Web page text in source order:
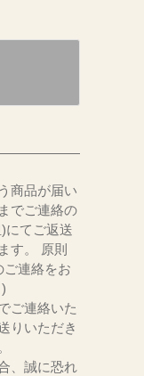
商品が届い
でご連絡の
にてご返送
す。 原則
ご連絡をお
ご連絡いた
りいただき
、誠に恐れ